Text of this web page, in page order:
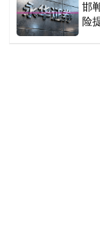
邯
险